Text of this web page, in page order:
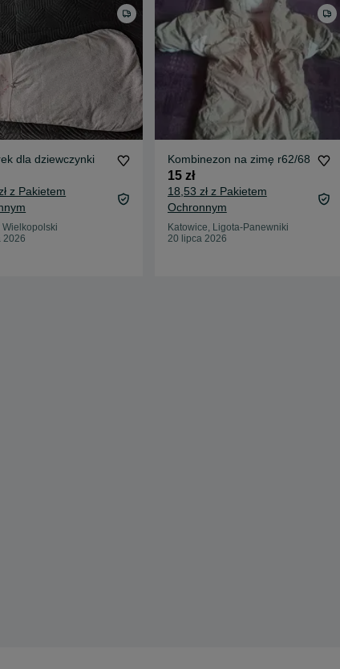
dla dziewczynki
z Pakietem
Wielkopolski
2026
Kombinezon na zimę r62/68
15 zł
18,53 zł z Pakietem
Ochronnym
Katowice, Ligota-Panewniki
20 lipca 2026